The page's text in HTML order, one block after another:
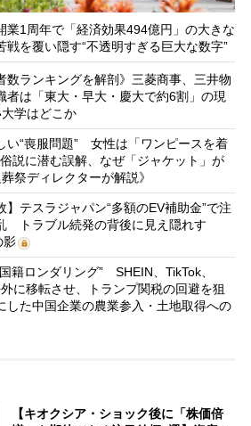
業1周年で「経済効果494億円」の大きな
を覆い隠す“不透明すぎる巨大な数字”
数ランキングを解剖》三菱商事、三井物
者は「東大・早大・慶大で約6割」の現
学はどこか
い“喪服問題” 女性は「ワンピースを着
説に潜む誤解、なぜ「ジャケット」が
祭ディレクターが解説》
】テスラジャパン“多額のEV補助金”で注
トラブル続発の背後に見え隠れす
影
籍ロンダリング” SHEIN、TikTok、
に移転させ、トランプ関税の回避を狙
た中国企業の農業参入・土地取得への
【キオクシア・ショック後に「株価倍